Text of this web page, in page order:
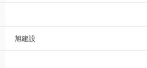
旭建設